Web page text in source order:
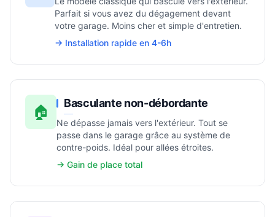
Parfait si vous avez du dégagement devant
votre garage. Moins cher et simple d'entretien.
→ Installation rapide en 4-6h
🏠 Basculante non-débordante
Ne dépasse jamais vers l'extérieur. Tout se
passe dans le garage grâce au système de
contre-poids. Idéal pour allées étroites.
→ Gain de place total